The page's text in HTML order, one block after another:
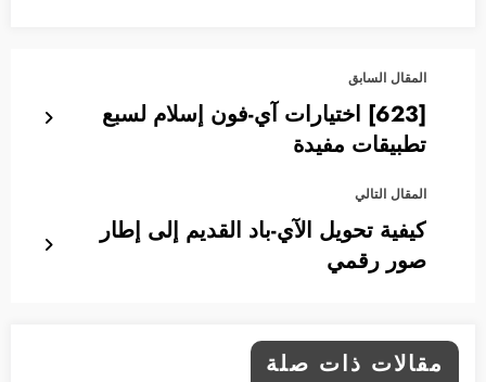
المقال السابق
[623] اختيارات آي-فون إسلام لسبع
تطبيقات مفيدة
المقال التالي
كيفية تحويل الآي-باد القديم إلى إطار
صور رقمي
مقالات ذات صلة